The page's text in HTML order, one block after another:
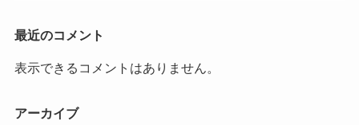
最近のコメント
表示できるコメントはありません。
アーカイブ